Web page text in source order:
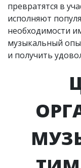
превратятся в
исполняют
необходимости
музыкальный
и получить